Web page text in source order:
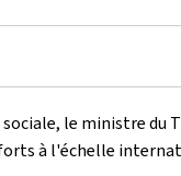
le ministre du
à l'échelle